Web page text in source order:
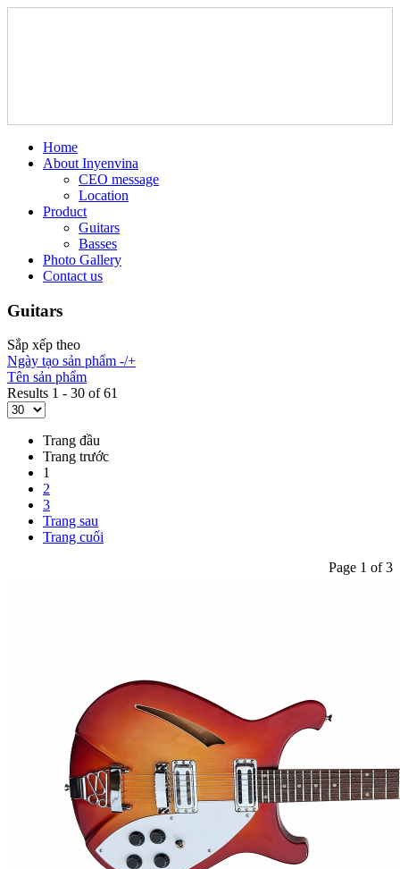
Home
About Inyenvina
CEO message
Location
Product
Guitars
Basses
Photo Gallery
Contact us
Guitars
Sắp xếp theo
Ngày tạo sản phẩm -/+
Tên sản phẩm
Results 1 - 30 of 61
Trang đầu
Trang trước
1
2
3
Trang sau
Trang cuối
Page 1 of 3